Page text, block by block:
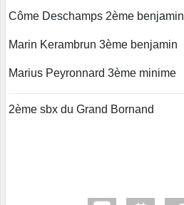
Côme Deschamps 2ème benjamin
Marin Kerambrun 3ème benjamin
Marius Peyronnard 3ème minime
2ème sbx du Grand Bornand